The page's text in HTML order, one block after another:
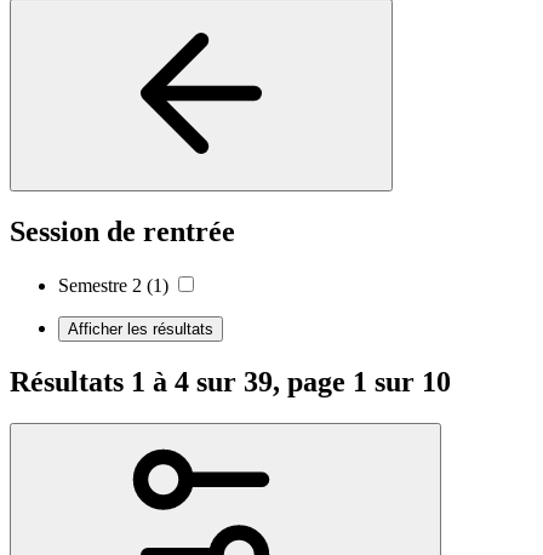
Session de rentrée
Semestre 2 (1)
Afficher les résultats
Résultats 1 à 4 sur 39, page 1 sur 10